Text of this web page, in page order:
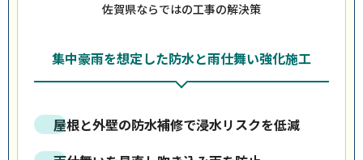
佐賀県ならではの工事の解決策
集中豪雨を想定した防水と雨仕舞い強化施工
屋根と外壁の防水補修で浸水リスクを低減